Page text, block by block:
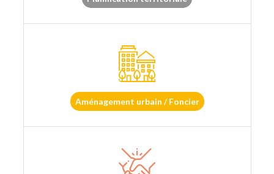
Aménagement urbain / Foncier